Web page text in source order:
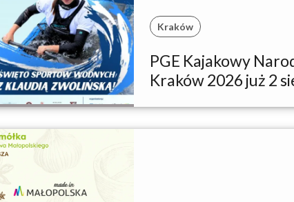
Kraków
PGE Kajakowy
Kraków 2026 już 2